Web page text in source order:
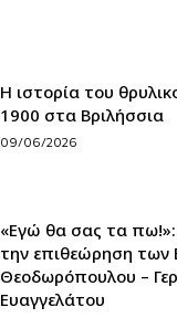
Η ιστορία του
1900 στα Βριλήσσια
09/06/2026
«Εγώ θα σας τα πω!»:
την επιθεώρηση των
Θεοδωρόπουλου –
Ευαγγελάτου